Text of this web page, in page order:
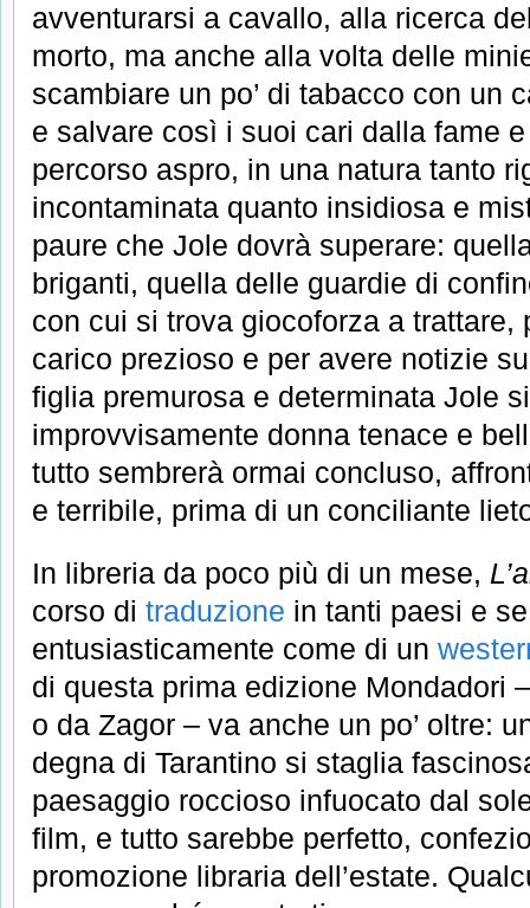
avventurarsi a cavallo, alla ricerca
morto, ma anche alla volta delle
scambiare un po’ di tabacco con un
e salvare così i suoi cari dalla fame
percorso aspro, in una natura tanto
incontaminata quanto insidiosa e
paure che Jole dovrà superare:
briganti, quella delle guardie di
con cui si trova giocoforza a trattare,
carico prezioso e per avere notizie
figlia premurosa e determinata Jole
improvvisamente donna tenace e
tutto sembrerà ormai concluso,
e terribile, prima di un conciliante
In libreria da poco più di un mese,
corso di traduzione in tanti paesi e
entusiasticamente come di un
di questa prima edizione Mondadori
o da Zagor – va anche un po’ oltre:
degna di Tarantino si staglia
paesaggio roccioso infuocato dal
film, e tutto sarebbe perfetto,
promozione libraria dell’estate.